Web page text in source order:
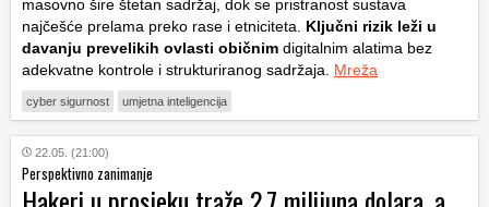
masovno šire štetan sadržaj, dok se pristranost sustava
najčešće prelama preko rase i etniciteta.
Ključni rizik leži u
davanju prevelikih ovlasti običnim digitalnim alatima bez
adekvatne kontrole i strukturiranog sadržaja. Mreža
cyber sigurnost umjetna inteligencija
22.05. (21:00)
Perspektivno zanimanje